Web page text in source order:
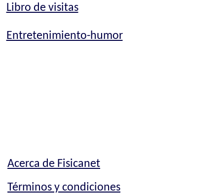
Libro de visitas
Entretenimiento-humor
Acerca de Fisicanet
Términos y condiciones